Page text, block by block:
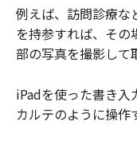
例えば、訪問診療な
を持参すれば、その
部の写真を撮影して
iPadを使った書き入
カルテのように操作